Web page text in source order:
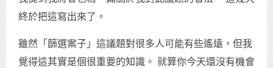
終於把這寫出來了。
雖然「篩選案子」這議題對很多人可能有些遙遠，但我
覺得這其實是個很重要的知識。 就算你今天還沒有機會